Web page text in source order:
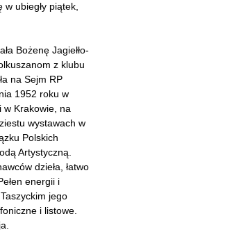
ubiegły piątek,
Bożenę Jagiełło-
z klubu
na Sejm RP
1952 roku w
w Krakowie, na
wystawach w
Polskich
Artystyczną.
dzieła, łatwo
energii i
jego
i listowe.